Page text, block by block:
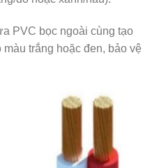
PVC bọc ngoài cùng tạo
trắng hoặc đen, bảo vệ